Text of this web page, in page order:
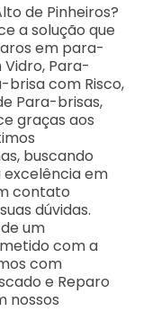
de Pinheiros?
a solução que
em para-
Para-
brisa com Risco,
Para-brisas,
graças aos
buscando
em
contato
dúvidas.
um
com a
com
e Reparo
nossos